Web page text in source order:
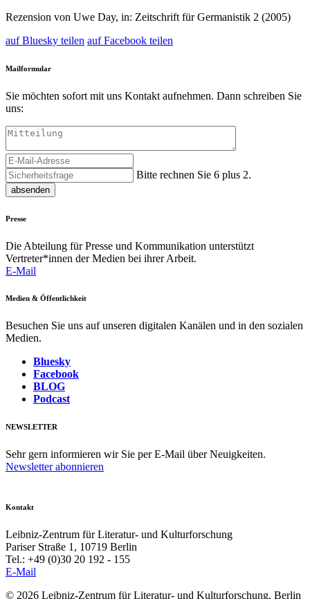
Rezension von Uwe Day, in: Zeitschrift für Germanistik 2 (2005)
auf Bluesky teilen auf Facebook teilen
Mailformular
Sie möchten sofort mit uns Kontakt aufnehmen. Dann schreiben Sie
uns:
Bitte rechnen Sie 6 plus 2.
absenden
Presse
Die Abteilung für Presse und Kommunikation unterstützt
Vertreter*innen der Medien bei ihrer Arbeit.
E-Mail
Medien & Öffentlichkeit
Besuchen Sie uns auf unseren digitalen Kanälen und in den sozialen
Medien.
Bluesky
Facebook
BLOG
Podcast
NEWSLETTER
Sehr gern informieren wir Sie per E-Mail über Neuigkeiten.
Newsletter abonnieren
Kontakt
Leibniz-Zentrum für Literatur- und Kulturforschung
Pariser Straße 1, 10719 Berlin
Tel.: +49 (0)30 20 192 - 155
E-Mail
© 2026 Leibniz-Zentrum für Literatur- und Kulturforschung, Berlin